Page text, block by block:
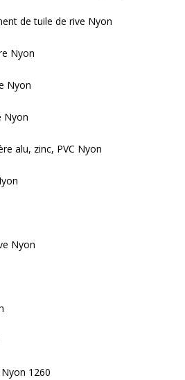
de tuile de rive Nyon
Nyon
Nyon
Nyon
alu, zinc, PVC Nyon
Nyon
1260